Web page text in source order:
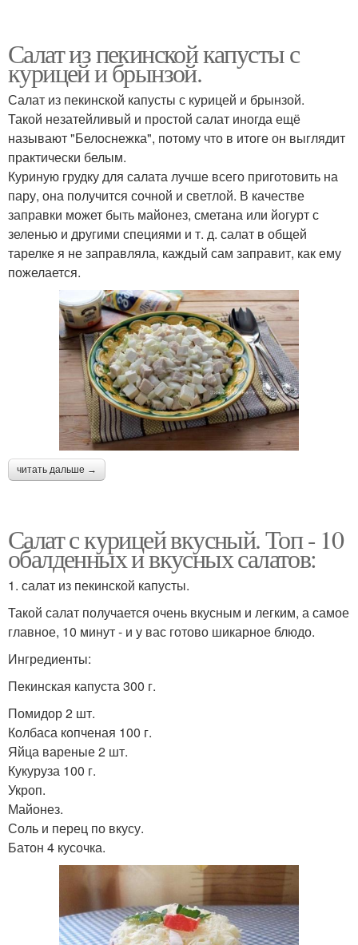
Салат из пекинской капусты с
курицей и брынзой.
Салат из пекинской капусты с курицей и брынзой.
Такой незатейливый и простой салат иногда ещё
называют "Белоснежка", потому что в итоге он выглядит
практически белым.
Куриную грудку для салата лучше всего приготовить на
пару, она получится сочной и светлой. В качестве
заправки может быть майонез, сметана или йогурт с
зеленью и другими специями и т. д. салат в общей
тарелке я не заправляла, каждый сам заправит, как ему
пожелается.
читать дальше →
Салат с курицей вкусный. Топ - 10
обалденных и вкусных салатов:
1. салат из пекинской капусты.
Такой салат получается очень вкусным и легким, а самое
главное, 10 минут - и у вас готово шикарное блюдо.
Ингредиенты:
Пекинская капуста 300 г.
Помидор 2 шт.
Колбаса копченая 100 г.
Яйца вареные 2 шт.
Кукуруза 100 г.
Укроп.
Майонез.
Соль и перец по вкусу.
Батон 4 кусочка.